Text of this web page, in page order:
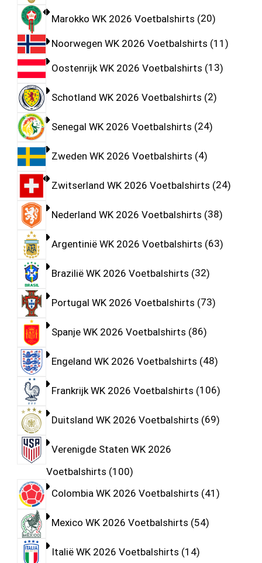
Marokko WK 2026 Voetbalshirts 20
Noorwegen WK 2026 Voetbalshirts 11
Oostenrijk WK 2026 Voetbalshirts 13
Schotland WK 2026 Voetbalshirts 2
Senegal WK 2026 Voetbalshirts 24
Zweden WK 2026 Voetbalshirts 4
Zwitserland WK 2026 Voetbalshirts 24
Nederland WK 2026 Voetbalshirts 38
Argentinië WK 2026 Voetbalshirts 63
Brazilië WK 2026 Voetbalshirts 32
Portugal WK 2026 Voetbalshirts 73
Spanje WK 2026 Voetbalshirts 86
Engeland WK 2026 Voetbalshirts 48
Frankrijk WK 2026 Voetbalshirts 106
Duitsland WK 2026 Voetbalshirts 69
Verenigde Staten WK 2026
Voetbalshirts 100
Colombia WK 2026 Voetbalshirts 41
Mexico WK 2026 Voetbalshirts 54
Italië WK 2026 Voetbalshirts 14